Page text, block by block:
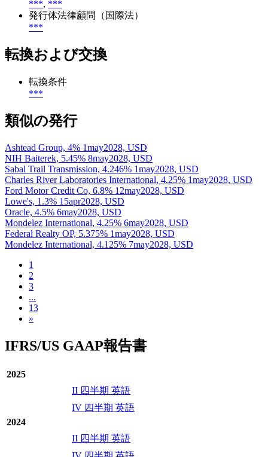
***, ***
発行体法律顧問（国際法）
***
転換および交換
転換条件
***
類似の発行
Ashtead Group, 4% 1may2028, USD
NIH Baiterek, 5.45% 8may2028, USD
Sabal Trail Transmission, 4.246% 1may2028, USD
Charles River Laboratories International, 4.25% 1may2028, USD
Ford Motor Credit Co, 6.8% 12may2028, USD
Lowe's, 1.3% 15apr2028, USD
Oracle, 4.5% 6may2028, USD
Mondelez International, 4.25% 6may2028, USD
Federal Realty OP, 5.375% 1may2028, USD
Mondelez International, 4.125% 7may2028, USD
1
2
3
...
13
»
IFRS/US GAAP報告書
2025
II 四半期 英語
IV 四半期 英語
2024
II 四半期 英語